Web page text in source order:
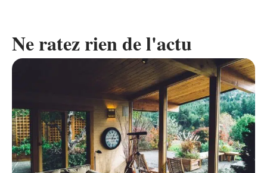
Ne ratez rien de l'actu